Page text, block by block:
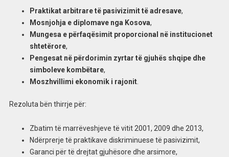
Praktikat arbitrare të pasivizimit të adresave,
Mosnjohja e diplomave nga Kosova,
Mungesa e përfaqësimit proporcional në institucionet
shtetërore,
Pengesat në përdorimin zyrtar të gjuhës shqipe dhe
simboleve kombëtare,
Moszhvillimi ekonomik i rajonit.
Rezoluta bën thirrje për:
Zbatim të marrëveshjeve të vitit 2001, 2009 dhe 2013,
Ndërprerje të praktikave diskriminuese të pasivizimit,
Garanci për të drejtat gjuhësore dhe arsimore,